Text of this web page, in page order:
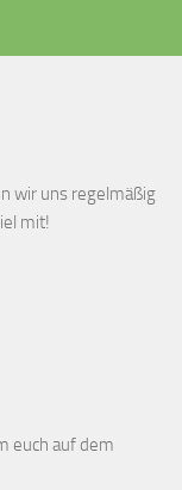
wir uns regelmäßig
mit!
euch auf dem